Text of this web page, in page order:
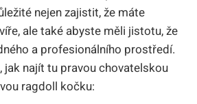
nejen‍ zajistit, že máte
⁣ale také abyste měli jistotu, že
a profesionálního⁤ prostředí.
jak najít ⁢tu pravou⁢ chovatelskou
ragdoll‍ kočku: